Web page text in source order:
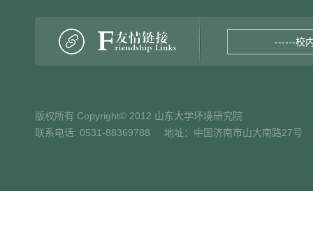
------校
版权所有 Copyright© 2012 山东大学环境研究院
联系电话: 0531-88369788 地址：中国济南市山大南路27号